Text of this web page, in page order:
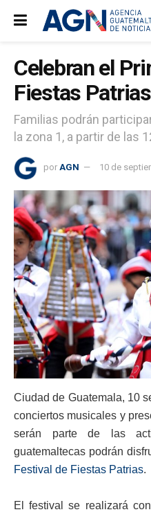
Celebran el
Fiestas Patrias
Familias podrán
la zona 1, a partir de las
por AGN 10 de
Ciudad de Guatemala, 10
conciertos musicales y
serán parte de las
guatemaltecas podrán
Festival de Fiestas Patrias.
El festival se realizará